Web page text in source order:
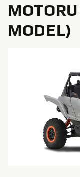
MODEL)